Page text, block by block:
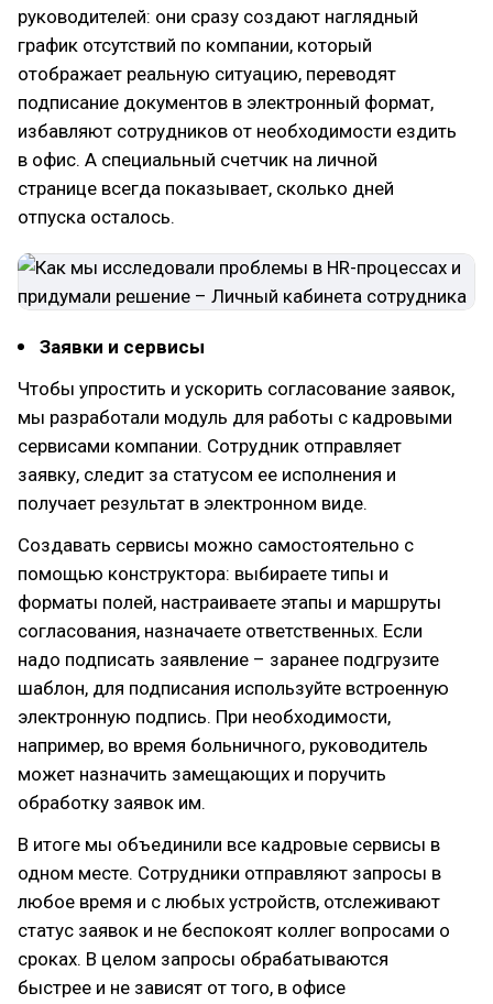
руководителей: они сразу создают наглядный
график отсутствий по компании, который
отображает реальную ситуацию, переводят
подписание документов в электронный формат,
избавляют сотрудников от необходимости ездить
в офис. А специальный счетчик на личной
странице всегда показывает, сколько дней
отпуска осталось.
Заявки и сервисы
Чтобы упростить и ускорить согласование заявок,
мы разработали модуль для работы с кадровыми
сервисами компании. Сотрудник отправляет
заявку, следит за статусом ее исполнения и
получает результат в электронном виде.
Создавать сервисы можно самостоятельно с
помощью конструктора: выбираете типы и
форматы полей, настраиваете этапы и маршруты
согласования, назначаете ответственных. Если
надо подписать заявление – заранее подгрузите
шаблон, для подписания используйте встроенную
электронную подпись. При необходимости,
например, во время больничного, руководитель
может назначить замещающих и поручить
обработку заявок им.
В итоге мы объединили все кадровые сервисы в
одном месте. Сотрудники отправляют запросы в
любое время и с любых устройств, отслеживают
статус заявок и не беспокоят коллег вопросами о
сроках. В целом запросы обрабатываются
быстрее и не зависят от того, в офисе